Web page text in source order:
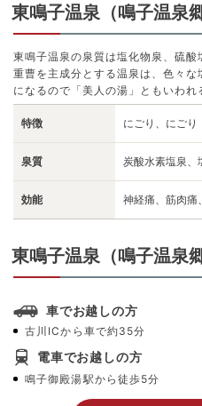
東鳴子温泉（鳴子温泉
東鳴子温泉の泉質は塩化物泉、硫酸
重曹を主成分とする温泉は、色々
になるので「美人の湯」ともいわれ
特徴 にごり、にごり
泉質 炭酸水素塩泉、
効能 神経痛、筋肉痛
東鳴子温泉（鳴子温泉
車でお越しの方
古川ICから車で約35分
電車でお越しの方
鳴子御殿湯駅から徒歩5分